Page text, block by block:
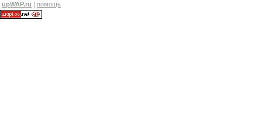
upWAP.ru | помощь